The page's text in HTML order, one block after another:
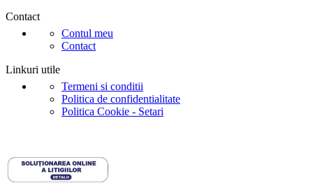
Contact
Contul meu
Contact
Linkuri utile
Termeni si conditii
Politica de confidentialitate
Politica Cookie - Setari